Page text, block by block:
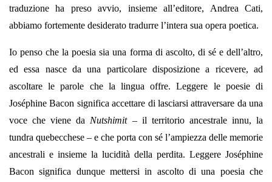
traduzione ha preso avvio, insieme all’editore, Andrea Cati,
abbiamo fortemente desiderato tradurre l’intera sua opera poetica.
Io penso che la poesia sia una forma di ascolto, di sé e dell’altro,
ed essa nasce da una particolare disposizione a ricevere, ad
ascoltare le parole che la lingua offre. Leggere le poesie di
Joséphine Bacon significa accettare di lasciarsi attraversare da una
voce che viene da Nutshimit– il territorio ancestrale innu, la
tundra quebecchese – e che porta con sé l’ampiezza delle memorie
ancestrali e insieme la lucidità della perdita. Leggere Joséphine
Bacon significa dunque mettersi in ascolto di una poesia che